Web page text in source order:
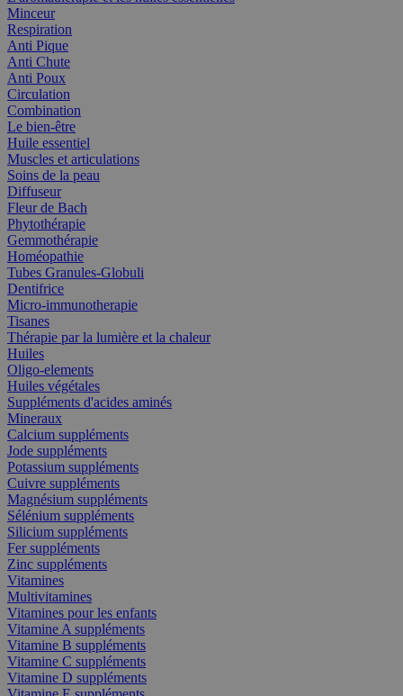
Minceur
Respiration
Anti Pique
Anti Chute
Anti Poux
Circulation
Combination
Le bien-être
Huile essentiel
Muscles et articulations
Soins de la peau
Diffuseur
Fleur de Bach
Phytothérapie
Gemmothérapie
Homéopathie
Tubes Granules-Globuli
Dentifrice
Micro-immunotherapie
Tisanes
Thérapie par la lumière et la chaleur
Huiles
Oligo-elements
Huiles végétales
Suppléments d'acides aminés
Mineraux
Calcium suppléments
Jode suppléments
Potassium suppléments
Cuivre suppléments
Magnésium suppléments
Sélénium suppléments
Silicium suppléments
Fer suppléments
Zinc suppléments
Vitamines
Multivitamines
Vitamines pour les enfants
Vitamine A suppléments
Vitamine B suppléments
Vitamine C suppléments
Vitamine D suppléments